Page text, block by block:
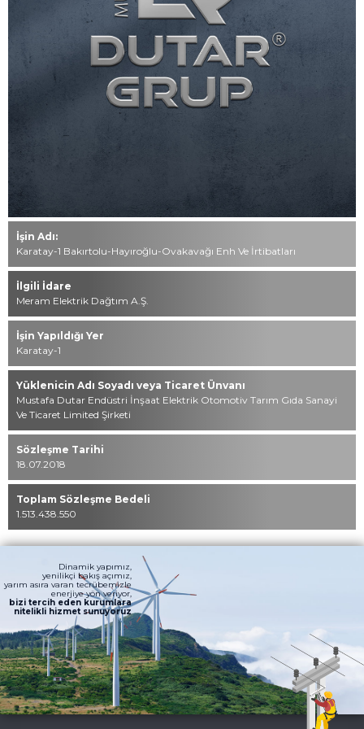
0549 494 85 49
Tüm hakkı saklıdır. Sitemizde kullanılan tüm içerik ve görseller
İşin Adı:
Karatay-1 Bakırtolu-Hayıroğlu-Ovakavağı Enh Ve İrtibatları
İlgili İdare
Meram Elektrik Dağtım A.Ş.
İşin Yapıldığı Yer
Karatay-1
Yüklenicin Adı Soyadı veya Ticaret Ünvanı
Mustafa Dutar Endüstri İnşaat Elektrik Otomotiv Tarım Gıda Sanayi
Ve Ticaret Limited Şirketi
Sözleşme Tarihi
18.07.2018
Toplam Sözleşme Bedeli
1.513.438.550
Dinamik yapımız,
yenilikçi bakış açımız,
yarım asıra varan tecrübemizle
enerjiye yön veriyor,
bizi tercih eden kurumlara
nitelikli hizmet sunuyoruz